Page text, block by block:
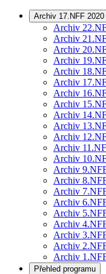
Archiv 17.NFF 2020
Archiv
Archiv
Archiv
Archiv
Archiv
Archiv
Archiv
Archiv
Archiv
Archiv
Archiv
Archiv
Archiv
Archiv
Archiv
Archiv
Archiv
Archiv
Archiv
Archiv
Archiv
Archiv
Přehled programu